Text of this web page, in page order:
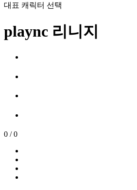
대표 캐릭터 선택
plaync 리니지
0 / 0